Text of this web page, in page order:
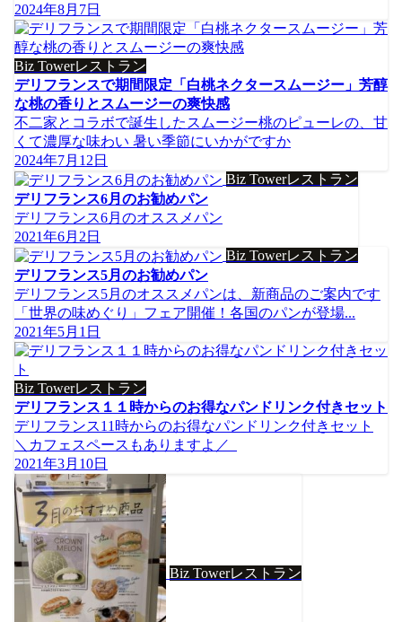
2024年8月7日
Biz Towerレストラン
デリフランスで期間限定「白桃ネクタースムージー」芳醇
な桃の香りとスムージーの爽快感
不二家とコラボで誕生したスムージー桃のピューレの、甘
くて濃厚な味わい 暑い季節にいかがですか
2024年7月12日
Biz Towerレストラン
デリフランス6月のお勧めパン
デリフランス6月のオススメパン
2021年6月2日
Biz Towerレストラン
デリフランス5月のお勧めパン
デリフランス5月のオススメパンは、新商品のご案内です
「世界の味めぐり」フェア開催！各国のパンが登場...
2021年5月1日
Biz Towerレストラン
デリフランス１１時からのお得なパンドリンク付きセット
デリフランス11時からのお得なパンドリンク付きセット
＼カフェスペースもありますよ／
2021年3月10日
Biz Towerレストラン